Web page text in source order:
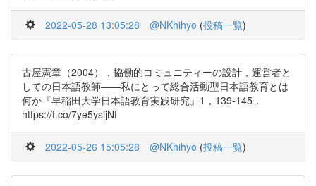
2022-05-28 13:05:28 @NKhihyo (投稿一覧)
古屋憲章（2004）．協働的コミュニティーの設計，運営者と
しての日本語教師――私にとって総合活動型日本語教育とは
何か『早稲田大学日本語教育実践研究』1，139-145．
https://t.co/7ye5ysijNt
2022-05-26 15:05:28 @NKhihyo (投稿一覧)